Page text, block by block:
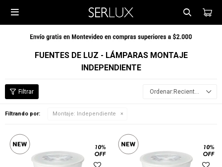

FUENTES DE LUZ - LÁMPARAS MONTAJE
INDEPENDIENTE
Recientes
Filtrando por: Montaje: Independiente